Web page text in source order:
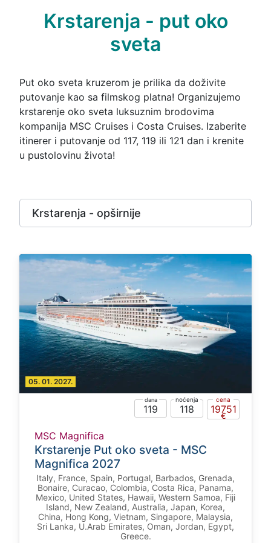
Krstarenja - put oko
sveta
Put oko sveta kruzerom je prilika da doživite
putovanje kao sa filmskog platna! Organizujemo
krstarenje oko sveta luksuznim brodovima
kompanija MSC Cruises i Costa Cruises. Izaberite
itinerer i putovanje od 117, 119 ili 121 dan i krenite
u pustolovinu života!
Krstarenja - opširnije
05. 01. 2027.
119 118 19751
MSC Magnifica
Krstarenje Put oko sveta - MSC
Magnifica 2027
Italy, France, Spain, Portugal, Barbados, Grenada,
Bonaire, Curacao, Colombia, Costa Rica, Panama,
Mexico, United States, Hawaii, Western Samoa, Fiji
Island, New Zealand, Australia, Japan, Korea,
China, Hong Kong, Vietnam, Singapore, Malaysia,
Sri Lanka, U.Arab Emirates, Oman, Jordan, Egypt,
Greece.